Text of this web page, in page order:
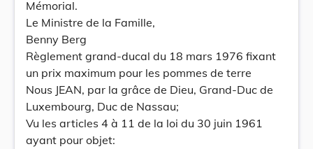
Mémorial.
Le Ministre de la Famille,
Benny Berg
Règlement grand-ducal du 18 mars 1976 fixant
un prix maximum pour les pommes de terre
Nous JEAN, par la grâce de Dieu, Grand-Duc de
Luxembourg, Duc de Nassau;
Vu les articles 4 à 11 de la loi du 30 juin 1961
ayant pour objet: